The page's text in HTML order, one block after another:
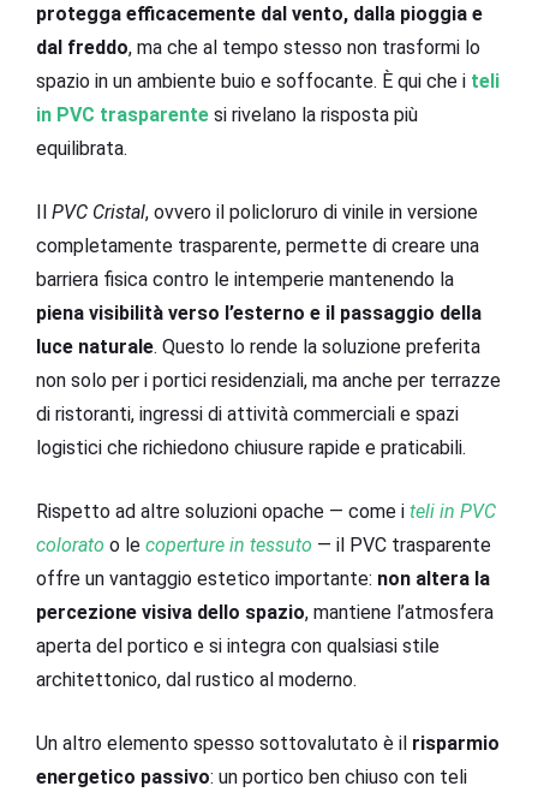
protegga efficacemente dal vento, dalla pioggia e
dal freddo, ma che al tempo stesso non trasformi lo
spazio in un ambiente buio e soffocante. È qui che i teli
in PVC trasparente si rivelano la risposta più
equilibrata.
Il PVC Cristal, ovvero il policloruro di vinile in versione
completamente trasparente, permette di creare una
barriera fisica contro le intemperie mantenendo la
piena visibilità verso l’esterno e il passaggio della
luce naturale. Questo lo rende la soluzione preferita
non solo per i portici residenziali, ma anche per terrazze
di ristoranti, ingressi di attività commerciali e spazi
logistici che richiedono chiusure rapide e praticabili.
Rispetto ad altre soluzioni opache — come i teli in PVC
colorato o le coperture in tessuto — il PVC trasparente
offre un vantaggio estetico importante: non altera la
percezione visiva dello spazio, mantiene l’atmosfera
aperta del portico e si integra con qualsiasi stile
architettonico, dal rustico al moderno.
Un altro elemento spesso sottovalutato è il risparmio
energetico passivo: un portico ben chiuso con teli